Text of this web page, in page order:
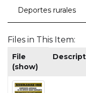
Deportes rurales
Files in This Item:
File
(show)